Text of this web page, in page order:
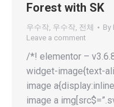
Forest with SK
우수작, 우수작, 전체 By
Leave a comment
/*! elementor –
widget-image{text-
image
image a